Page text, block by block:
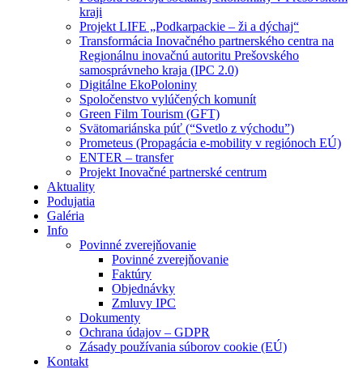
kraji
Projekt LIFE „Podkarpackie – ži a dýchaj“
Transformácia Inovačného partnerského centra na
Regionálnu inovačnú autoritu Prešovského
samosprávneho kraja (IPC 2.0)
Digitálne EkoPoloniny
Spoločenstvo vylúčených komunít
Green Film Tourism (GFT)
Svätomariánska púť (“Svetlo z východu”)
Prometeus (Propagácia e-mobility v regiónoch EÚ)
ENTER – transfer
Projekt Inovačné partnerské centrum
Aktuality
Podujatia
Galéria
Info
Povinné zverejňovanie
Povinné zverejňovanie
Faktúry
Objednávky
Zmluvy IPC
Dokumenty
Ochrana údajov – GDPR
Zásady používania súborov cookie (EÚ)
Kontakt